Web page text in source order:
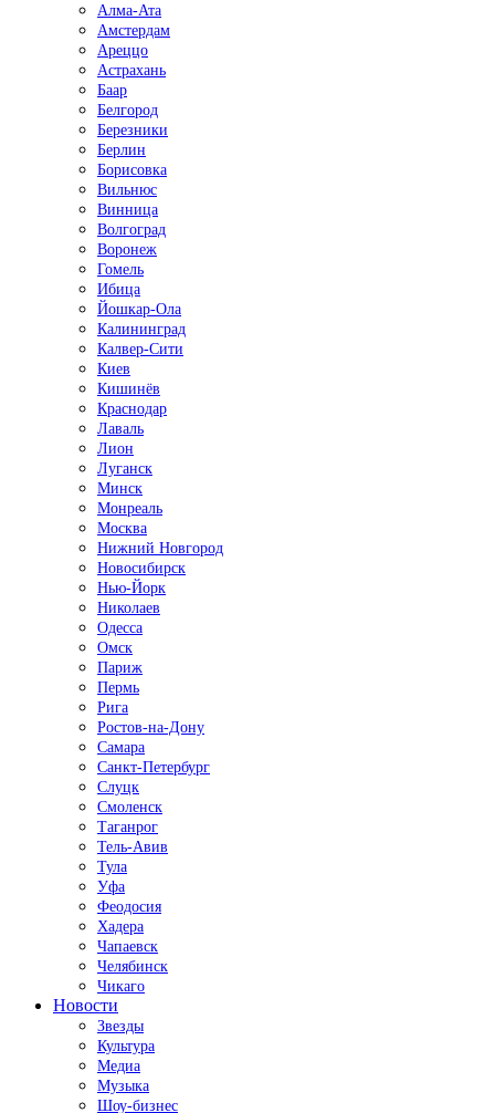
Алма-Ата
Амстердам
Ареццо
Астрахань
Баар
Белгород
Березники
Берлин
Борисовка
Вильнюс
Винница
Волгоград
Воронеж
Гомель
Ибица
Йошкар-Ола
Калининград
Калвер-Сити
Киев
Кишинёв
Краснодар
Лаваль
Лион
Луганск
Минск
Монреаль
Москва
Нижний Новгород
Новосибирск
Нью-Йорк
Николаев
Одесса
Омск
Париж
Пермь
Рига
Ростов-на-Дону
Самара
Санкт-Петербург
Слуцк
Смоленск
Таганрог
Тель-Авив
Тула
Уфа
Феодосия
Хадера
Чапаевск
Челябинск
Чикаго
Новости
Звезды
Культура
Медиа
Музыка
Шоу-бизнес